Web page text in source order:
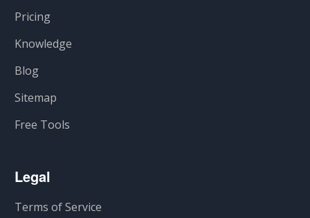
Pricing
Knowledge
Blog
Sitemap
Free Tools
Legal
Terms of Service